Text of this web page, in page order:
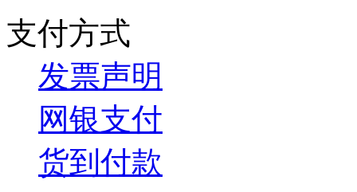
支付方式
发票声明
网银支付
货到付款